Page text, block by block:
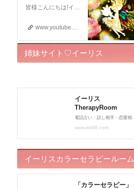
皆様こんにちは!イーリスです! ドリーバーチュー博士公認 エンジェル・イントゥイティブ（AI）™です。 心理カウンセラー、カードセラピスト、アドバイザー、執筆をしております。 このチャンネルはボランティアでお届けしております。私自身がオラクルカードに救われた一人なので、 誰かのお役に立ちたいという気持ちからスタートいたしました! ※2018年12月22日から…
www.youtube.com
姉妹サイト♡イーリス
イーリスカラーセラピールーム